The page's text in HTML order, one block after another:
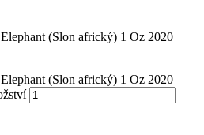
(Slon africký) 1 Oz 2020
(Slon africký) 1 Oz 2020